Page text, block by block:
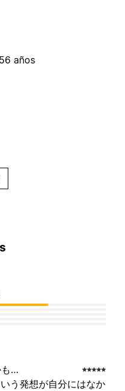
años
も…
う発想が自分にはなか